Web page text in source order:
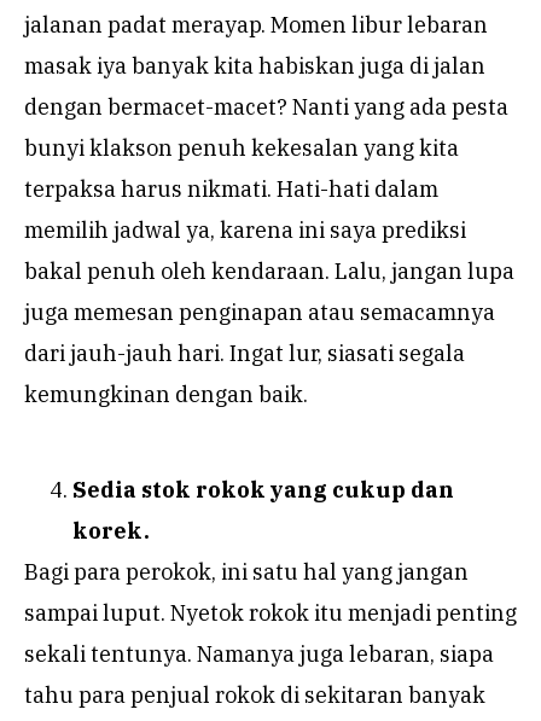
jalanan padat merayap. Momen libur lebaran
masak iya banyak kita habiskan juga di jalan
dengan bermacet-macet? Nanti yang ada pesta
bunyi klakson penuh kekesalan yang kita
terpaksa harus nikmati. Hati-hati dalam
memilih jadwal ya, karena ini saya prediksi
bakal penuh oleh kendaraan. Lalu, jangan lupa
juga memesan penginapan atau semacamnya
dari jauh-jauh hari. Ingat lur, siasati segala
kemungkinan dengan baik.
Sedia stok rokok yang cukup dan
korek.
Bagi para perokok, ini satu hal yang jangan
sampai luput. Nyetok rokok itu menjadi penting
sekali tentunya. Namanya juga lebaran, siapa
tahu para penjual rokok di sekitaran banyak